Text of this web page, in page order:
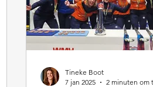
Tineke Boot
7 jan 2025
2 minuten om